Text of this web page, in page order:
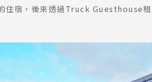
住宿，後來透過Truck Guesthouse